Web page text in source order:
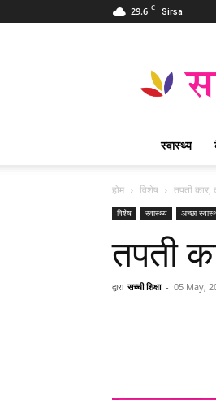
29.6 C Sirsa
स्वास्थ्य
होम विशेष तपती कार,
विशेष स्वास्थ्य अच्छा
तपती
द्वारा सच्ची शिक्षा - 05 May,